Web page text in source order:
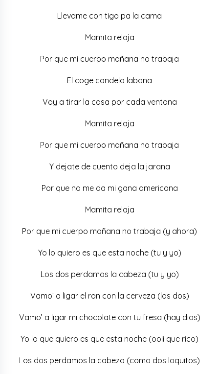
Llevame con tigo pa la cama
Mamita relaja
Por que mi cuerpo mañana no trabaja
El coge candela labana
Voy a tirar la casa por cada ventana
Mamita relaja
Por que mi cuerpo mañana no trabaja
Y dejate de cuento deja la jarana
Por que no me da mi gana americana
Mamita relaja
Por que mi cuerpo mañana no trabaja (y ahora)
Yo lo quiero es que esta noche (tu y yo)
Los dos perdamos la cabeza (tu y yo)
Vamo’ a ligar el ron con la cerveza (los dos)
Vamo’ a ligar mi chocolate con tu fresa (hay dios)
Yo lo que quiero es que esta noche (ooii que rico)
Los dos perdamos la cabeza (como dos loquitos)